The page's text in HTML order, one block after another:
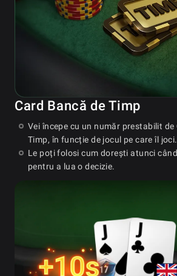
Card Bancă de Timp
Vei începe cu un număr prestabilit de
Timp, în funcție de jocul pe care îl joci.
Le poți folosi cum dorești atunci
pentru a lua o decizie.